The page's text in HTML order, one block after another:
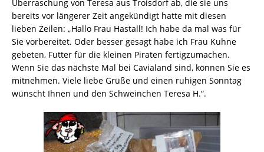
Überraschung von Teresa aus Troisdorf ab, die sie uns
bereits vor längerer Zeit angekündigt hatte mit diesen
lieben Zeilen: „Hallo Frau Hastall! Ich habe da mal was für
Sie vorbereitet. Oder besser gesagt habe ich Frau Kuhne
gebeten, Futter für die kleinen Piraten fertigzumachen.
Wenn Sie das nächste Mal bei Cavialand sind, können Sie es
mitnehmen. Viele liebe Grüße und einen ruhigen Sonntag
wünscht Ihnen und den Schweinchen Teresa H.“.